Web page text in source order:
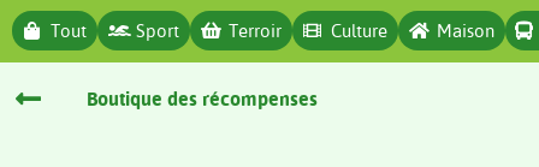
Tout Sport Terroir Culture Maison
Boutique des récompenses